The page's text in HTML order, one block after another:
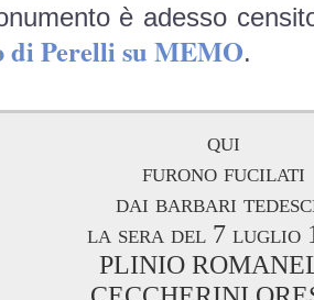
è adesso
di Perelli su MEMO.
qui
furono fucilati
dai barbari
la sera del 7 luglio
PLINIO